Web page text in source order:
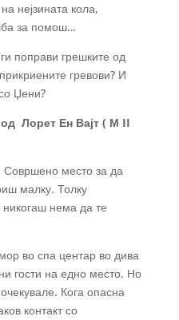
нејзината кола,
за помош…
поправи грешките од
гревови? И
Џени?
Лорет Ен Вајт ( М II
Совршено место за да
малку. Толку
никогаш нема да те
во спа центар во дива
гости на едно место. Но
Кога опасна
контакт со